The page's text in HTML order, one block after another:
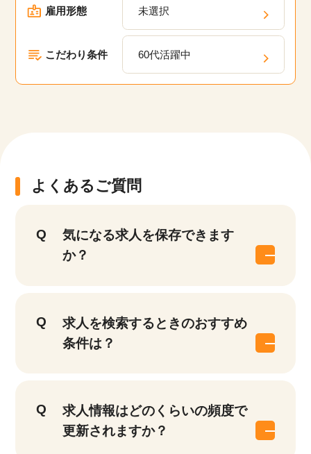
雇用形態 未選択
こだわり条件 60代活躍中
よくあるご質問
気になる求人を保存できます
か？
求人を検索するときのおすすめ
条件は？
求人情報はどのくらいの頻度で
更新されますか？